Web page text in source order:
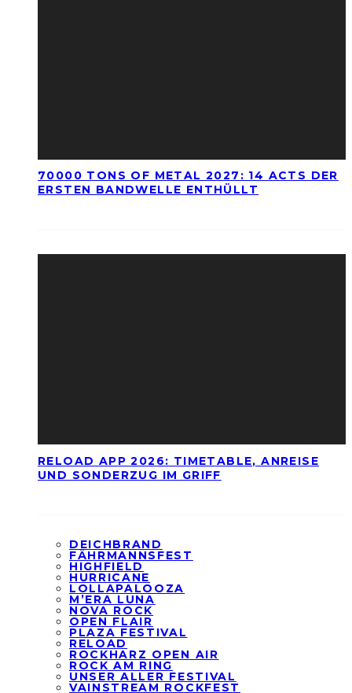
70000 TONS OF METAL 2027: 14 ACTS DER
ERSTEN BANDWELLE ENTHÜLLT
RELOAD APP 2026: TIMETABLE, ANREISE
UND SONDERZUG IM GRIFF
DEICHBRAND
FÄHRMANNSFEST
HIGHFIELD
HURRICANE
LOLLAPALOOZA
M’ERA LUNA
NOVA ROCK
OPEN FLAIR
PLAZA FESTIVAL
RELOAD
ROCKHARZ OPEN AIR
ROCK AM RING
UNSER ALLER FESTIVAL
VAINSTREAM ROCKFEST